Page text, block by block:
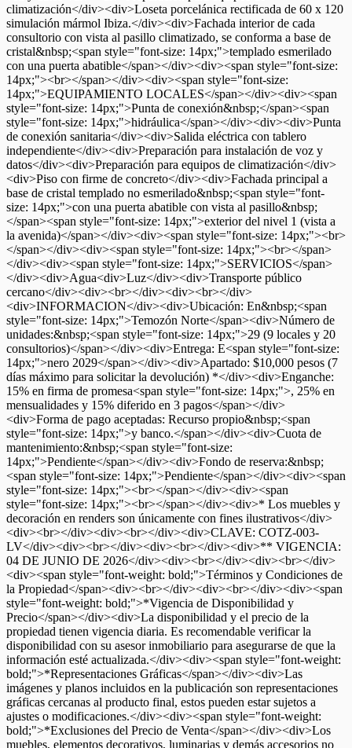
climatización</div><div>Loseta porcelánica rectificada de 60 x 120
simulación mármol Ibiza.</div><div>Fachada interior de cada
consultorio con vista al pasillo climatizado, se conforma a base de
cristal&nbsp;<span style="font-size: 14px;">templado esmerilado
con una puerta abatible</span></div><div><span style="font-size:
14px;"><br></span></div><div><span style="font-size:
14px;">EQUIPAMIENTO LOCALES</span></div><div><span
style="font-size: 14px;">Punta de conexión&nbsp;</span><span
style="font-size: 14px;">hidráulica</span></div><div><div>Punta
de conexión sanitaria</div><div>Salida eléctrica con tablero
independiente</div><div>Preparación para instalación de voz y
datos</div><div>Preparación para equipos de climatización</div>
<div>Piso con firme de concreto</div><div>Fachada principal a
base de cristal templado no esmerilado&nbsp;<span style="font-
size: 14px;">con una puerta abatible con vista al pasillo&nbsp;
</span><span style="font-size: 14px;">exterior del nivel 1 (vista a
la avenida)</span></div><div><span style="font-size: 14px;"><br>
</span></div><div><span style="font-size: 14px;"><br></span>
</div><div><span style="font-size: 14px;">SERVICIOS</span>
</div><div>Agua<div>Luz</div><div>Transporte público
cercano</div><div><br></div><div><br></div>
<div>INFORMACION</div><div>Ubicación: En&nbsp;<span
style="font-size: 14px;">Temozón Norte</span><div>Número de
unidades:&nbsp;<span style="font-size: 14px;">29 (9 locales y 20
consultorios)</span></div><div>Entrega: E<span style="font-size:
14px;">nero 2029</span></div><div>Apartado: $10,000 pesos (7
días máximo para solicitar la devolución) *</div><div>Enganche:
15% en firma de promesa<span style="font-size: 14px;">, 25% en
mensualidades y 15% diferido en 3 pagos</span></div>
<div>Forma de pago aceptadas: Recurso propio&nbsp;<span
style="font-size: 14px;">y banco.</span></div><div>Cuota de
mantenimiento:&nbsp;<span style="font-size:
14px;">Pendiente</span></div><div>Fondo de reserva:&nbsp;
<span style="font-size: 14px;">Pendiente</span></div><div><span
style="font-size: 14px;"><br></span></div><div><span
style="font-size: 14px;"><br></span></div><div>* Los muebles y
decoración en renders son únicamente con fines ilustrativos</div>
<div><br></div><div><br></div><div>CLAVE: COTZ-003-
LV</div><div><br></div><div><br></div><div>** VIGENCIA:
04 DE JUNIO DE 2026</div><div><br></div><div><br></div>
<div><span style="font-weight: bold;">Términos y Condiciones de
la Propiedad</span><div><br></div><div><br></div><div><span
style="font-weight: bold;">*Vigencia de Disponibilidad y
Precio</span></div><div>La disponibilidad y el precio de la
propiedad tienen vigencia diaria. Es recomendable verificar la
disponibilidad con su asesor inmobiliario para asegurarse de que la
información esté actualizada.</div><div><span style="font-weight:
bold;">*Representaciones Gráficas</span></div><div>Las
imágenes y planos incluidos en la publicación son representaciones
gráficas cercanas al producto final, estos pueden estar sujetos a
ajustes o modificaciones.</div><div><span style="font-weight:
bold;">*Exclusiones del Precio de Venta</span></div><div>Los
muebles, elementos decorativos, luminarias y demás accesorios no